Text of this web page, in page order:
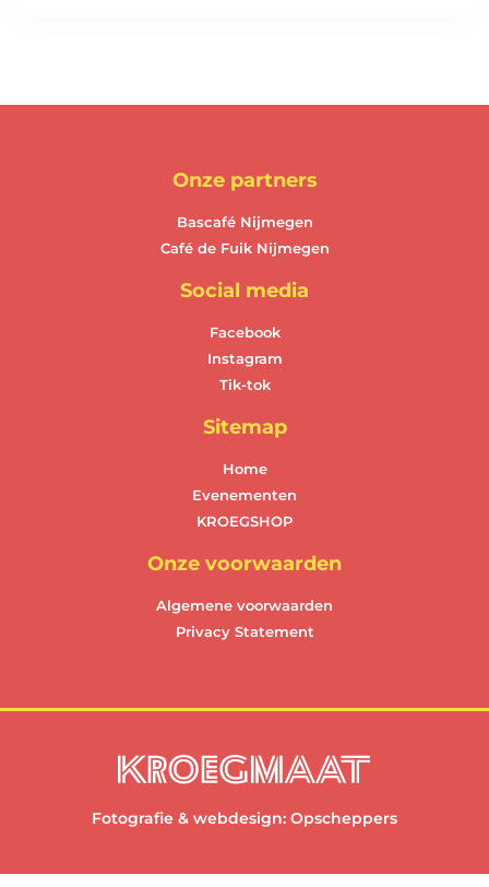
Onze partners
Bascafé Nijmegen
Café de Fuik Nijmegen
Social media
Facebook
Instagram
Tik-tok
Sitemap
Home
Evenementen
KROEGSHOP
Onze voorwaarden
Algemene voorwaarden
Privacy Statement
Fotografie & webdesign: Opscheppers